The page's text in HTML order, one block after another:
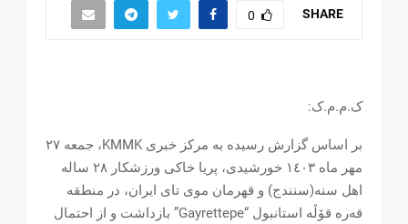
SHARE
0
ک.م.م.ک:
بر اساس گزارش رسیده به مرکز خبری KMMK، جمعە ۲۷
مهر ماە ۱٤۰۳ خورشیدی، پریا خاکی ورزشکار ۲٨ ساله
اهل سنە(سنندج) و قهرمان موی تای ایران، در منطقه
قەرە قۆڵە استانبول “Gayrettepe” بازداشت و از احتمال